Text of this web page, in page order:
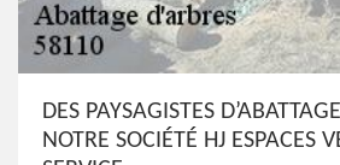
DES PAYSAGISTES
NOTRE SOCIÉTÉ HJ ESPACES